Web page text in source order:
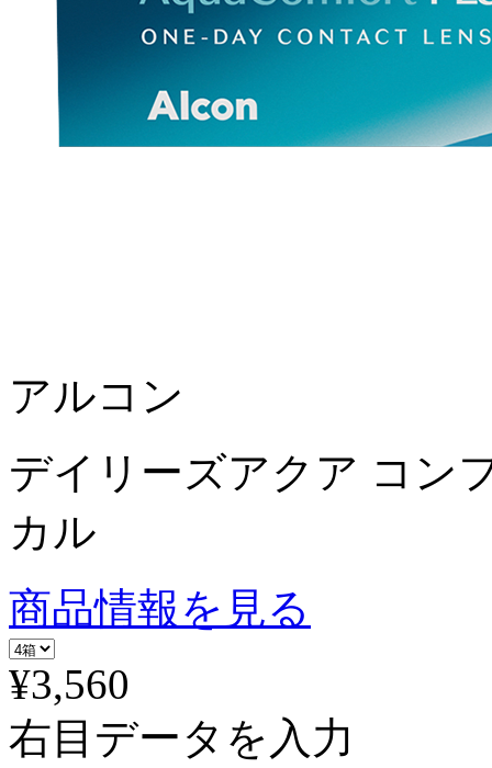
アルコン
デイリーズアクア コン
カル
商品情報を見る
¥3,560
右目データを入力